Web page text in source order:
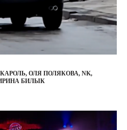
ОЛЯ ПОЛЯКОВА, NK,
БИЛЫК